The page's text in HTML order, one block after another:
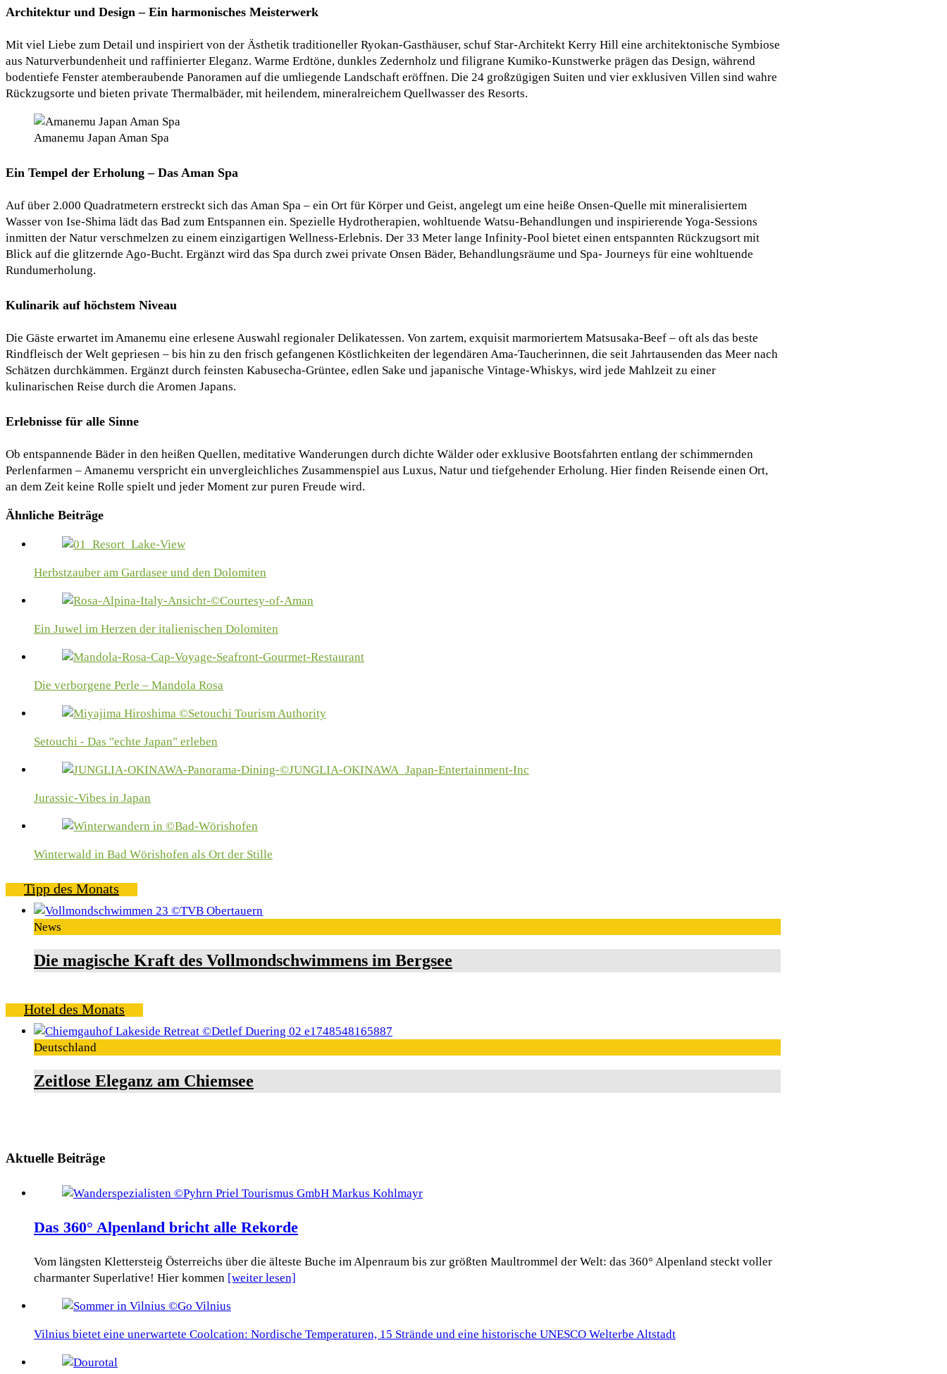
Architektur und Design – Ein harmonisches Meisterwerk
Mit viel Liebe zum Detail und inspiriert von der Ästhetik traditioneller Ryokan-Gasthäuser, schuf Star-Architekt Kerry Hill eine architektonische Symbiose
aus Naturverbundenheit und raffinierter Eleganz. Warme Erdtöne, dunkles Zedernholz und filigrane Kumiko-Kunstwerke prägen das Design, während
bodentiefe Fenster atemberaubende Panoramen auf die umliegende Landschaft eröffnen. Die 24 großzügigen Suiten und vier exklusiven Villen sind wahre
Rückzugsorte und bieten private Thermalbäder, mit heilendem, mineralreichem Quellwasser des Resorts.
Amanemu Japan Aman Spa
Ein Tempel der Erholung – Das Aman Spa
Auf über 2.000 Quadratmetern erstreckt sich das Aman Spa – ein Ort für Körper und Geist, angelegt um eine heiße Onsen-Quelle mit mineralisiertem
Wasser von Ise-Shima lädt das Bad zum Entspannen ein. Spezielle Hydrotherapien, wohltuende Watsu-Behandlungen und inspirierende Yoga-Sessions
inmitten der Natur verschmelzen zu einem einzigartigen Wellness-Erlebnis. Der 33 Meter lange Infinity-Pool bietet einen entspannten Rückzugsort mit
Blick auf die glitzernde Ago-Bucht. Ergänzt wird das Spa durch zwei private Onsen Bäder, Behandlungsräume und Spa- Journeys für eine wohltuende
Rundumerholung.
Kulinarik auf höchstem Niveau
Die Gäste erwartet im Amanemu eine erlesene Auswahl regionaler Delikatessen. Von zartem, exquisit marmoriertem Matsusaka-Beef – oft als das beste
Rindfleisch der Welt gepriesen – bis hin zu den frisch gefangenen Köstlichkeiten der legendären Ama-Taucherinnen, die seit Jahrtausenden das Meer nach
Schätzen durchkämmen. Ergänzt durch feinsten Kabusecha-Grüntee, edlen Sake und japanische Vintage-Whiskys, wird jede Mahlzeit zu einer
kulinarischen Reise durch die Aromen Japans.
Erlebnisse für alle Sinne
Ob entspannende Bäder in den heißen Quellen, meditative Wanderungen durch dichte Wälder oder exklusive Bootsfahrten entlang der schimmernden
Perlenfarmen – Amanemu verspricht ein unvergleichliches Zusammenspiel aus Luxus, Natur und tiefgehender Erholung. Hier finden Reisende einen Ort,
an dem Zeit keine Rolle spielt und jeder Moment zur puren Freude wird.
Ähnliche Beiträge
Herbstzauber am Gardasee und den Dolomiten
Ein Juwel im Herzen der italienischen Dolomiten
Die verborgene Perle – Mandola Rosa
Setouchi - Das "echte Japan" erleben
Jurassic-Vibes in Japan
Winterwald in Bad Wörishofen als Ort der Stille
Tipp des Monats
News
Die magische Kraft des Vollmondschwimmens im Bergsee
Hotel des Monats
Deutschland
Zeitlose Eleganz am Chiemsee
Aktuelle Beiträge
Das 360° Alpenland bricht alle Rekorde
Vom längsten Klettersteig Österreichs über die älteste Buche im Alpenraum bis zur größten Maultrommel der Welt: das 360° Alpenland steckt voller
charmanter Superlative! Hier kommen [weiter lesen]
Vilnius bietet eine unerwartete Coolcation: Nordische Temperaturen, 15 Strände und eine historische UNESCO Welterbe Altstadt